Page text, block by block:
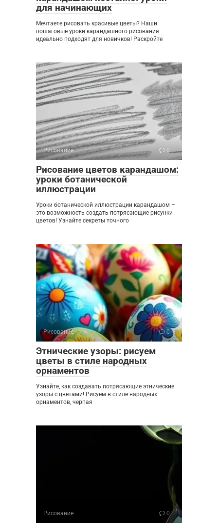
для начинающих
Мечтаете рисовать красивые цветы? Наши
пошаговые уроки карандашного рисования
идеально подходят для новичков! Раскройте
Рисование 0
Рисование цветов карандашом:
уроки ботанической
иллюстрации
Уроки ботанической иллюстрации карандашом –
это возможность создать потрясающие рисунки
цветов! Узнайте секреты точного
Рисование 0
Этнические узоры: рисуем
цветы в стиле народных
орнаментов
Узнайте, как создавать потрясающие этнические
узоры с цветами! Рисуем в стиле народных
орнаментов, черпая
Рисование 0